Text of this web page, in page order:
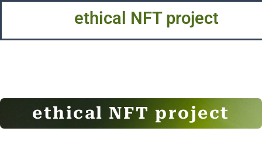
ethical NFT project
ethical NFT project